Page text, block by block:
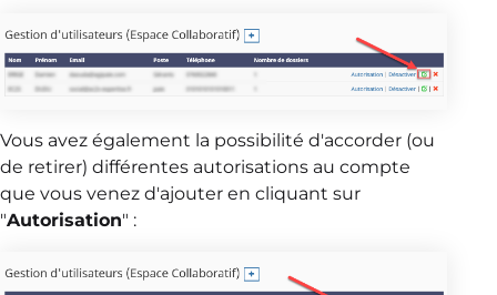
Vous avez également la possibilité d'accorder (ou
de retirer) différentes autorisations au compte
que vous venez d'ajouter en cliquant sur
"Autorisation" :